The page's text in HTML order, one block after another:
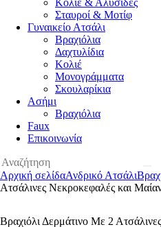
Κολιέ & Αλυσίδες
Σταυροί & Μοτίφ
Γυναικείο Ατσάλι
Βραχιόλια
Δαχτυλίδια
Κολιέ
Μονογράμματα
Σκουλαρίκια
Ασήμι
Βραχιόλια
Faux
Επικοινωνία
Αρχική σελίδαΑνδρικό Ατσάλι
Ατσάλινες Νεκροκεφαλές και
Βραχιόλι Δερμάτινο Με 2